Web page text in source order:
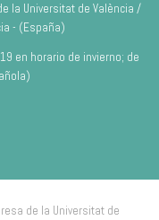
la Universitat de València /
- (España)
en horario de invierno; de
de la Universitat de